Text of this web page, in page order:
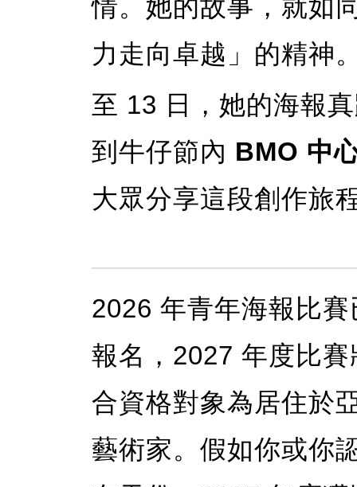
情。她的故事，就如
力走向卓越」的精神
至 13 日，她的海報
到牛仔節內 BMO 中
大眾分享這段創作旅
2026 年青年海報比
報名，2027 年度比
合資格對象為居住於
藝術家。假如你或你